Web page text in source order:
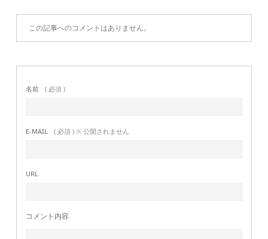
この記事へのコメントはありません。
名前 ( 必須 )
E-MAIL ( 必須 ) ※ 公開されません
URL
コメント内容